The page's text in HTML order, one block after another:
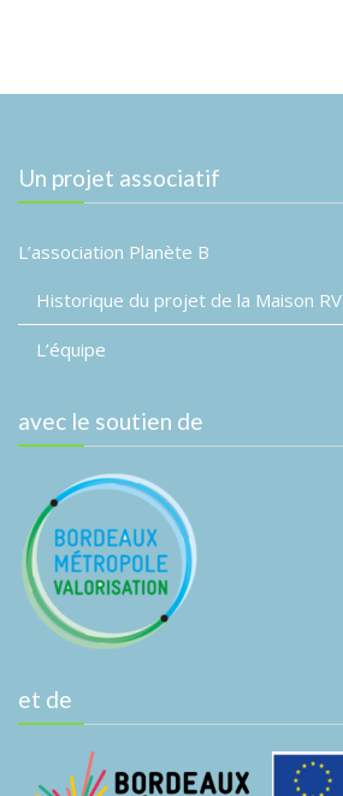
Un projet associatif
L’association Planète B
Historique du projet de la Maison RV
L’équipe
avec le soutien de
et de